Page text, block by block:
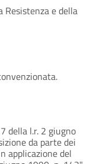
Resistenza e della
della l.r. 2 giugno
da parte dei
applicazione del